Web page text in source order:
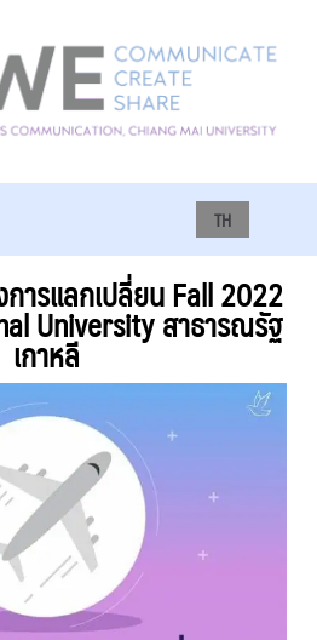
TH
ารแลกเปลี่ยน Fall 2022
University สาธารณรัฐ
เกาหลี